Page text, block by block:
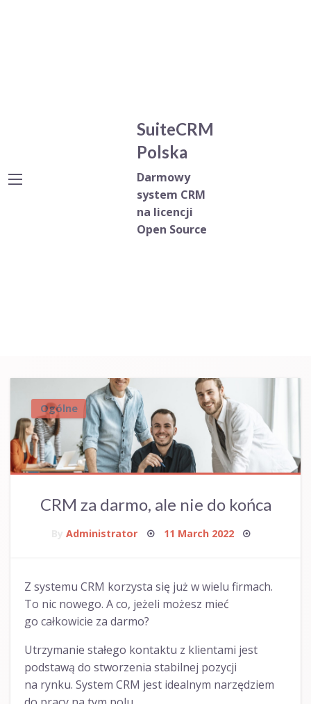
SuiteCRM
Polska
Darmowy
system CRM
na licencji
Open Source
Ogólne
CRM za darmo, ale nie do końca
ByAdministrator Posted
11 March 2022
Z systemu CRM korzysta się już w wielu firmach.
To nic nowego. A co, jeżeli możesz mieć
go całkowicie za darmo?
Utrzymanie stałego kontaktu z klientami jest
podstawą do stworzenia stabilnej pozycji
na rynku. System CRM jest idealnym narzędziem